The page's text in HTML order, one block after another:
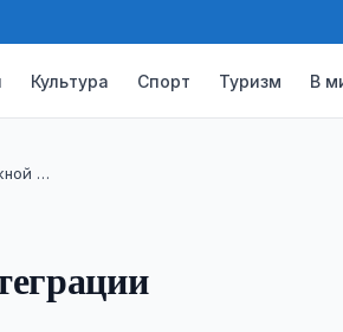
Культура Спорт Туризм В
…